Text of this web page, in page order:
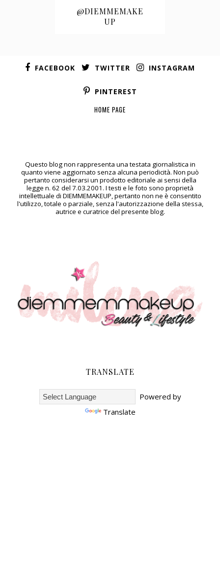
@DIEMMEMAKE
UP
FACEBOOK TWITTER INSTAGRAM
PINTEREST
HOME PAGE
Questo blog non rappresenta una testata giornalistica in
quanto viene aggiornato senza alcuna periodicità. Non può
pertanto considerarsi un prodotto editoriale ai sensi della
legge n. 62 del 7.03.2001. I testi e le foto sono proprietà
intellettuale di DIEMMEMAKEUP, pertanto non ne è consentito
l'utilizzo, totale o parziale, senza l'autorizzazione della stessa,
autrice e curatrice del presente blog.
TRANSLATE
Powered by
Translate